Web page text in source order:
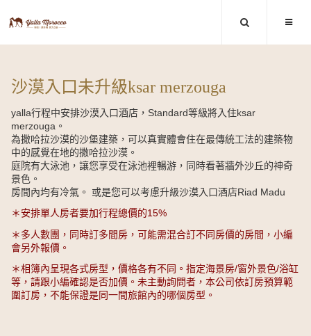
沙漠入口未升級ksar merzouga
yalla行程中安排沙漠入口酒店，Standard等級將入住ksar
merzouga。
為撒哈拉沙漠的沙堡建築，可以真實體會住在最傳統工法的建築物
中的感覺在地的撒哈拉沙漠。
庭院有大泳池，讓您享受在泳池裡暢游，同時看著牆外沙丘的神奇
景色。
房間內均有冷氣。 或是您可以考慮升級沙漠入口酒店Riad Madu
＊安排單人房者要加行程總價的15%
＊多人數團，同時訂多間房，可能需混合訂不同房價的房間，小編
會另外報價。
＊相簿內呈現各式房型，價格各有不同。指定海景房/窗外景色/浴缸
等，請跟小編確認是否加價。未主動詢問者，本公司依訂房預算範
圍訂房，不能保證是同一間旅館內的哪個房型。